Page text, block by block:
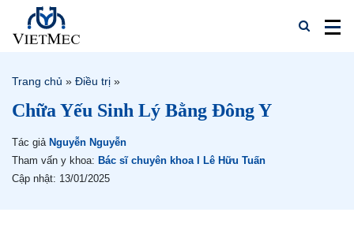
Trang chủ » Điều trị »
Chữa Yếu Sinh Lý Bằng Đông Y
Tác giả Nguyễn Nguyễn
Tham vấn y khoa: Bác sĩ chuyên khoa I Lê Hữu Tuấn
Cập nhật: 13/01/2025